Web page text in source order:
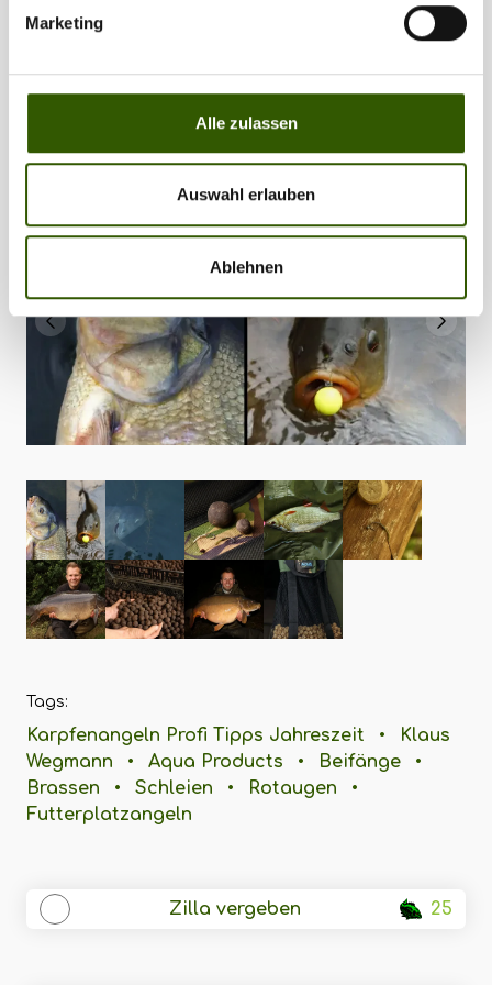
Marketing
Alle zulassen
Auswahl erlauben
Ablehnen
Totaler Quatsch, ich habe schon unzählige Brassen mit Tigers
gefangen. Glaubt mir, allein mit Tigernüssen kann man weiß
Tags:
Karpfenangeln Profi Tipps Jahreszeit •
Klaus
Wegmann
• Aqua Products • Beifänge
•
Brassen
• Schleien • Rotaugen
•
Futterplatzangeln
Zilla vergeben 25